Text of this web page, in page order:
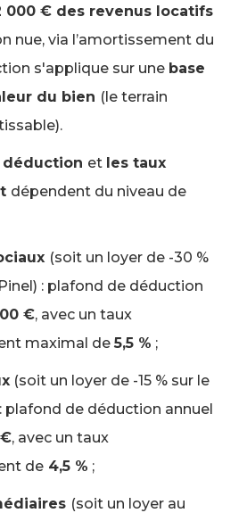
000 € des revenus locatifs
nue, via l’amortissement du
s'applique sur une base
du bien (le terrain
déduction et les taux
dépendent du niveau de
(soit un loyer de -30 %
: plafond de déduction
€, avec un taux
maximal de5,5 % ;
(soit un loyer de -15 % sur le
plafond de déduction annuel
, avec un taux
de 4,5 % ;
(soit un loyer au